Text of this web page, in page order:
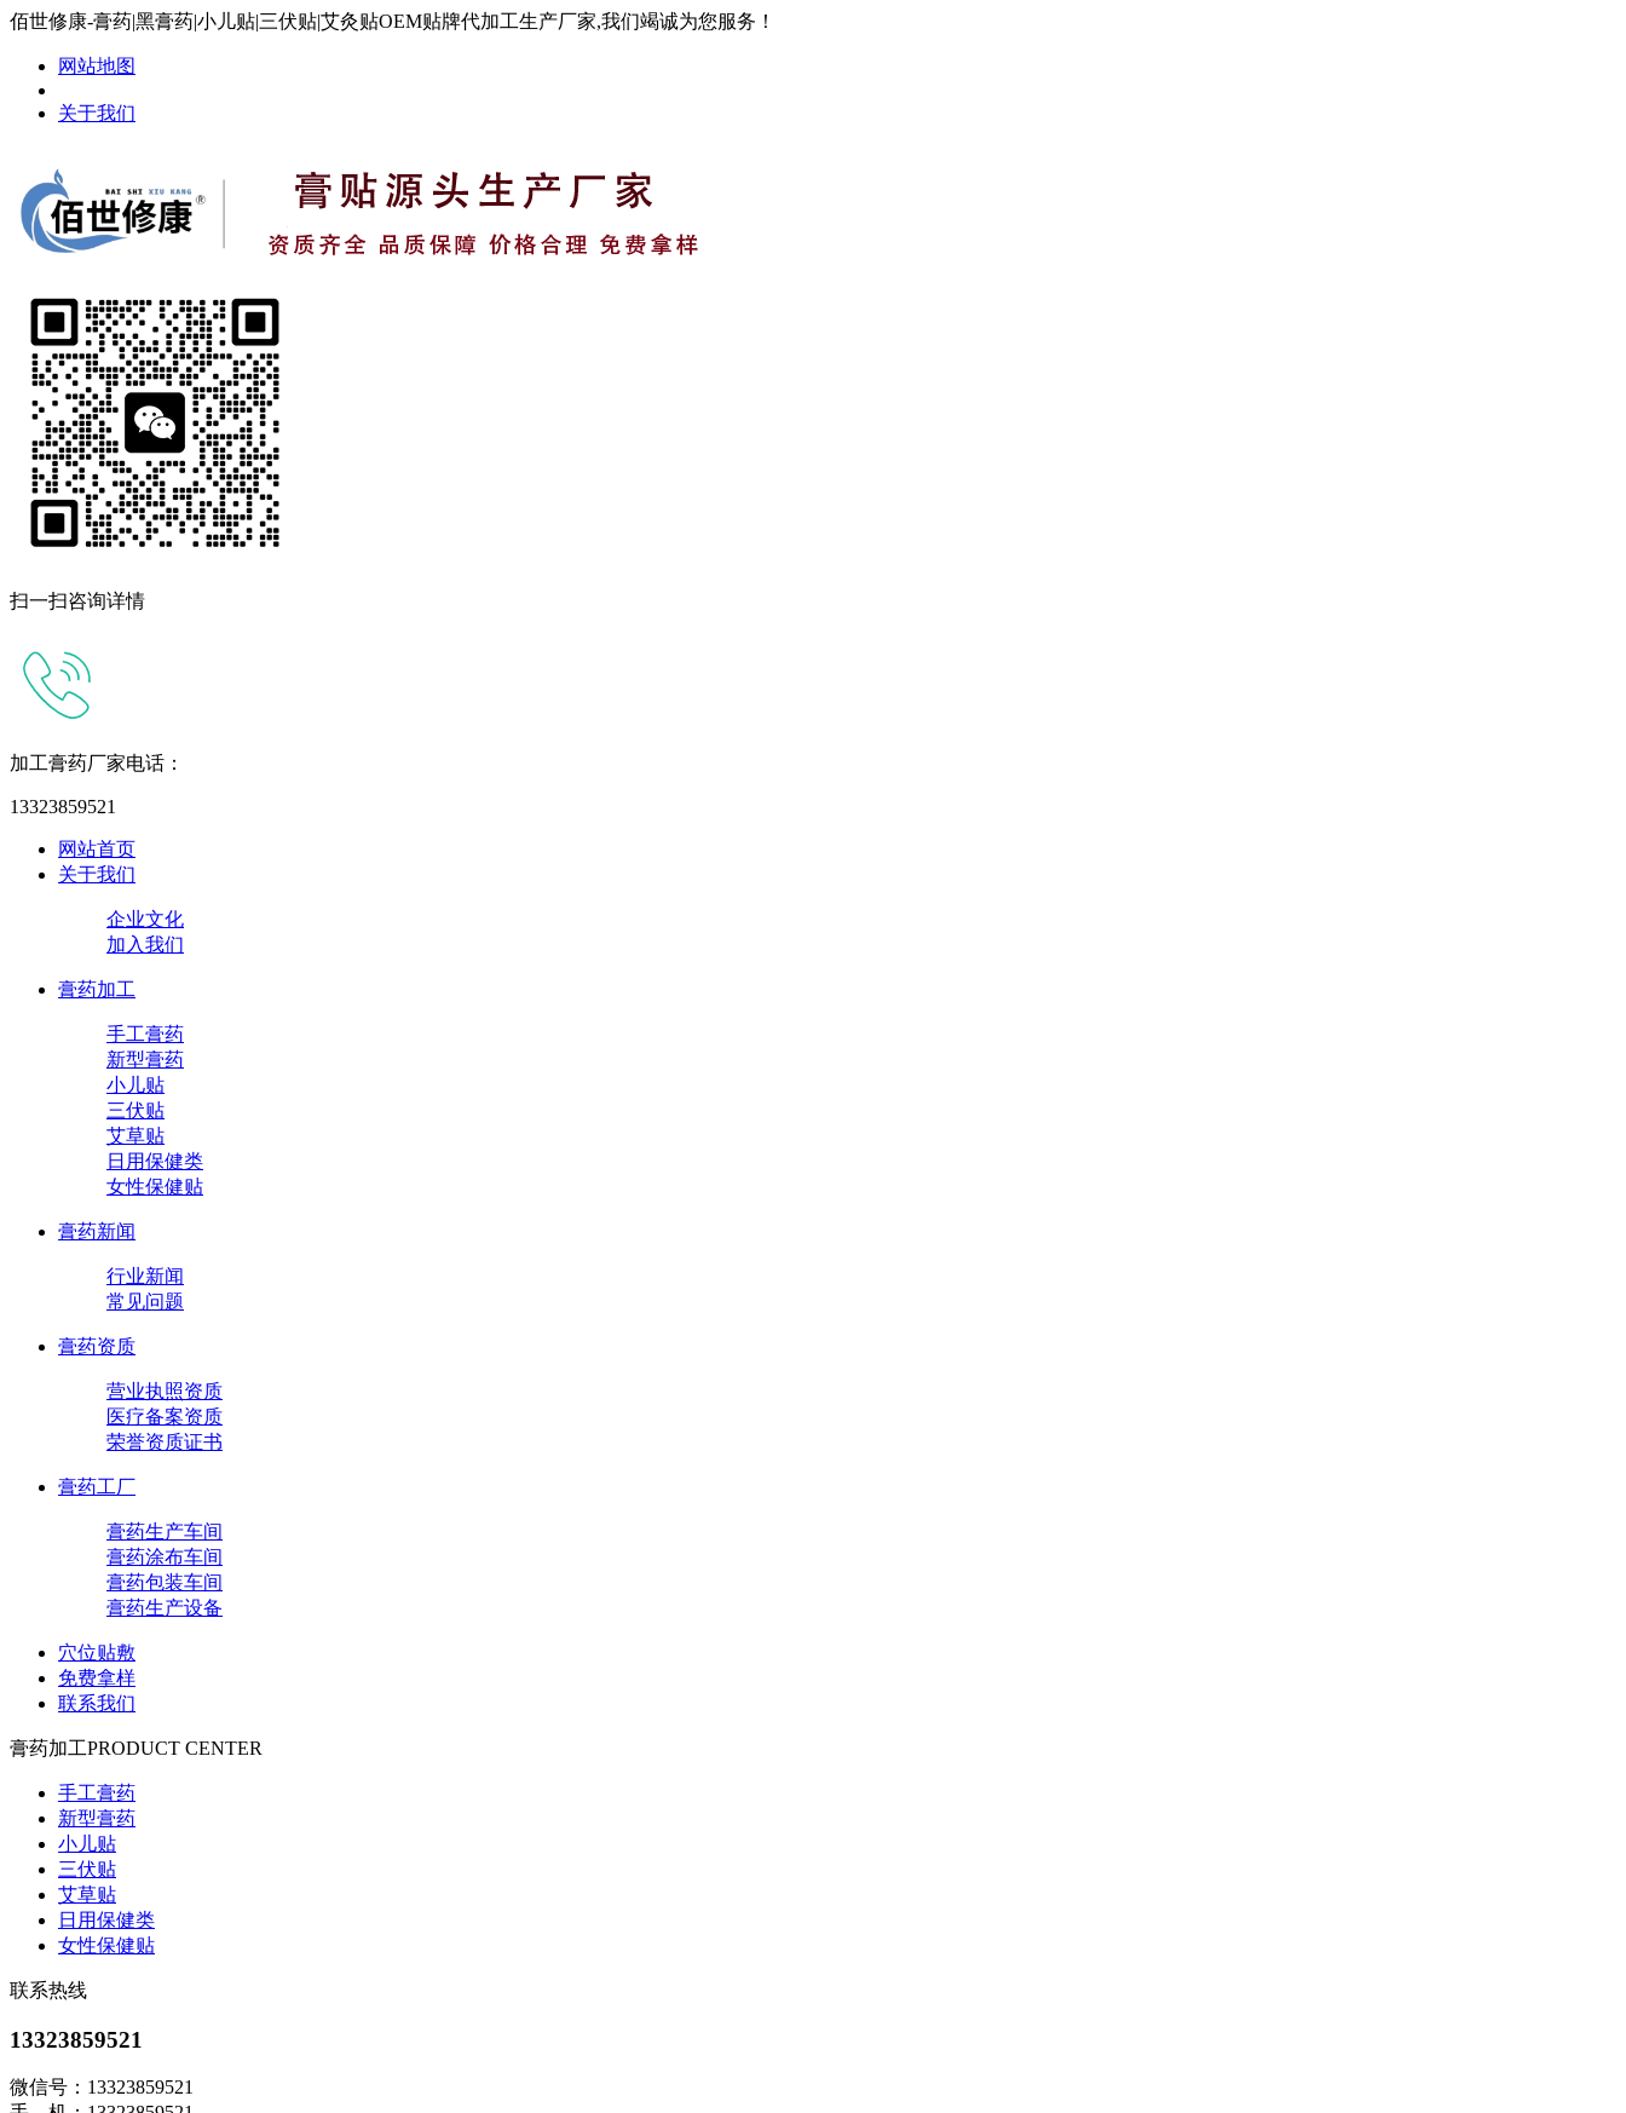
佰世修康-膏药|黑膏药|小儿贴|三伏贴|艾灸贴OEM贴牌代加工生产厂家,我们竭诚为您服务！
网站地图
关于我们
扫一扫咨询详情
加工膏药厂家电话：
13323859521
网站首页
关于我们
企业文化
加入我们
膏药加工
手工膏药
新型膏药
小儿贴
三伏贴
艾草贴
日用保健类
女性保健贴
膏药新闻
行业新闻
常见问题
膏药资质
营业执照资质
医疗备案资质
荣誉资质证书
膏药工厂
膏药生产车间
膏药涂布车间
膏药包装车间
膏药生产设备
穴位贴敷
免费拿样
联系我们
膏药加工PRODUCT CENTER
手工膏药
新型膏药
小儿贴
三伏贴
艾草贴
日用保健类
女性保健贴
联系热线
13323859521
微信号：13323859521